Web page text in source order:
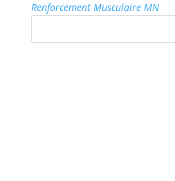
Renforcement Musculaire MN